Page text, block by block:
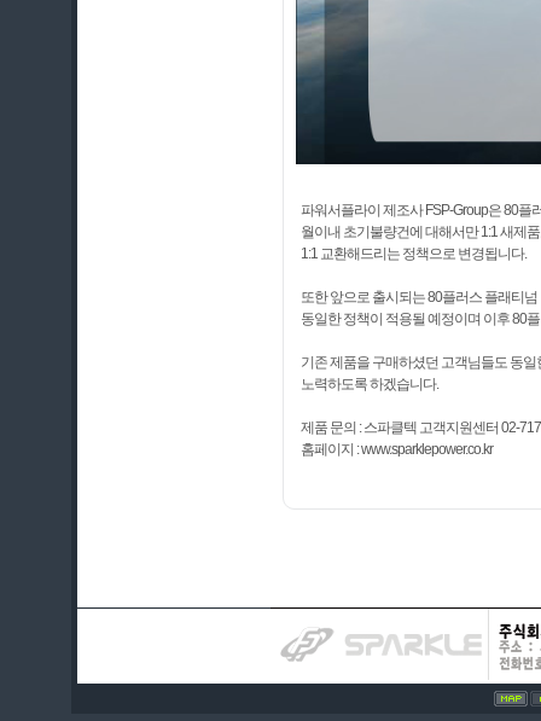
파워서플라이 제조사 FSP-Group은 80플
월이내 초기불량건에 대해서만 1:1 새제
1:1 교환해드리는 정책으로 변경됩니다.
또한 앞으로 출시되는 80플러스 플래티
동일한 정책이 적용될 예정이며 이후 80
기존 제품을 구매하셨던 고객님들도 동
노력하도록 하겠습니다.
제품 문의 : 스파클텍 고객지원센터 02-
홈페이지 : www.sparklepower.co.kr